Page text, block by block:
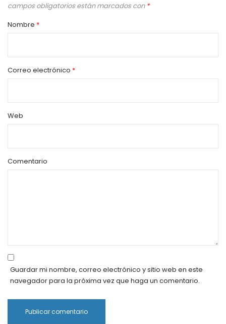
campos obligatorios están marcados con *
Nombre *
Correo electrónico *
Web
Comentario
Guardar mi nombre, correo electrónico y sitio web en este
navegador para la próxima vez que haga un comentario.